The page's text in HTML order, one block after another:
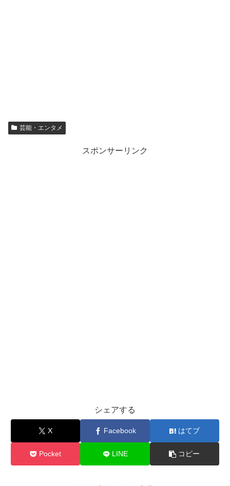
芸能・エンタメ
スポンサーリンク
シェアする
X Facebook はてブ
Pocket LINE コピー